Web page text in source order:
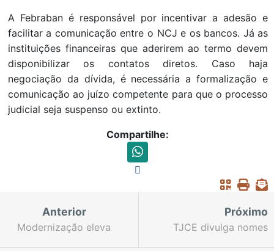
A Febraban é responsável por incentivar a adesão e
facilitar a comunicação entre o NCJ e os bancos. Já as
instituições financeiras que aderirem ao termo devem
disponibilizar os contatos diretos. Caso haja
negociação da dívida, é necessária a formalização e
comunicação ao juízo competente para que o processo
judicial seja suspenso ou extinto.
Compartilhe:
Anterior
Modernização eleva
Próximo
TJCE divulga nomes